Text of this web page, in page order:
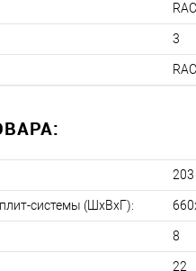
3
203
системы (ШxВxГ):
8
22